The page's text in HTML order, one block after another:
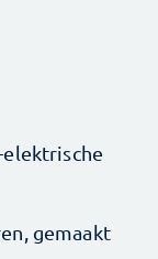
gemaakt